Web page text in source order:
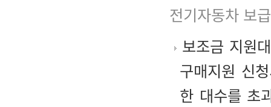
전기자동차 보
보조금 지원
구매지원 신
한 대수를 초